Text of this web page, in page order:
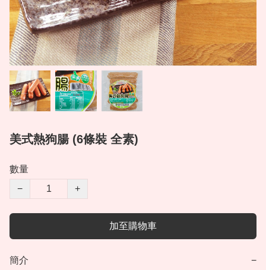
美式熱狗腸 (6條裝 全素)
數量
−
+
加至購物車
簡介 −